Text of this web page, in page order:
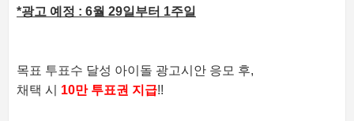
*광고 예정 : 6월 29일부터 1주일
목표 투표수 달성 아이돌 광고시안 응모 후,
채택 시 10만 투표권 지급!!